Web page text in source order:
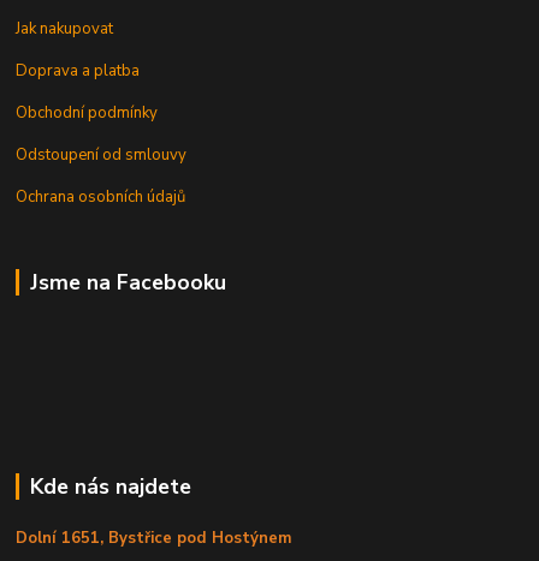
Jak nakupovat
Doprava a platba
Obchodní podmínky
Odstoupení od smlouvy
Ochrana osobních údajů
Jsme na Facebooku
Kde nás najdete
Dolní 1651, Bystřice pod Hostýnem